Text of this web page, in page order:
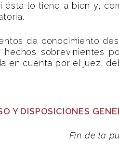
lo tiene a bien y,
de conocimiento
sobrevinientes
en cuenta por el juez,
Y DISPOSICIONES
Fin de la